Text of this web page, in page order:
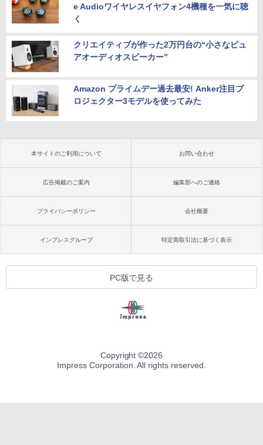
e Audioワイヤレスイヤフォン4機種を一気に聴
く
クリエイティブが作った2万円台の“小さなピュ
アオーディオスピーカー”
Amazon プライムデー過去最安! Anker注目プ
ロジェクター3モデルを使ってみた
本サイトのご利用について お問い合わせ
広告掲載のご案内 編集部へのご連絡
プライバシーポリシー 会社概要
インプレスグループ 特定商取引法に基づく表示
PC版で見る
Copyright ©2026
Impress Corporation. All rights reserved.